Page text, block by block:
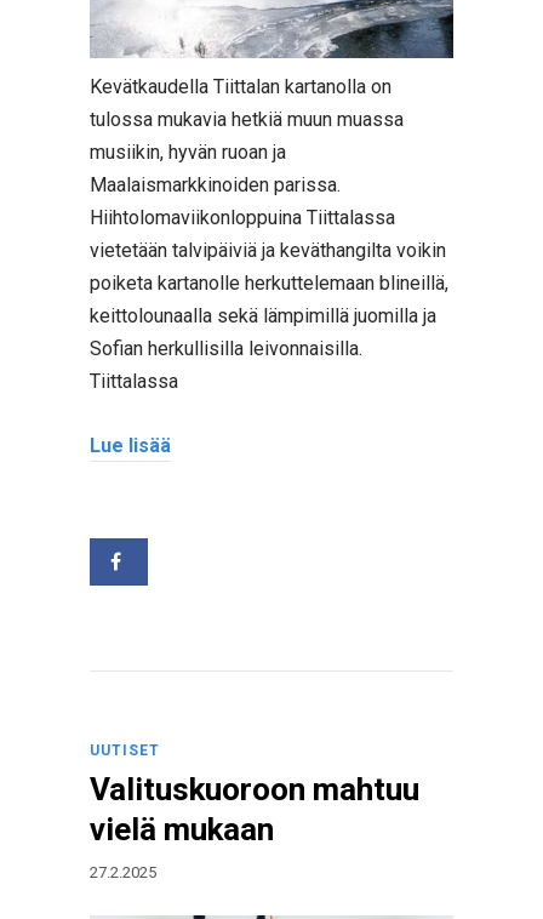
Kevätkaudella Tiittalan kartanolla on
tulossa mukavia hetkiä muun muassa
musiikin, hyvän ruoan ja
Maalaismarkkinoiden parissa.
Hiihtolomaviikonloppuina Tiittalassa
vietetään talvipäiviä ja keväthangilta voikin
poiketa kartanolle herkuttelemaan blineillä,
keittolounaalla sekä lämpimillä juomilla ja
Sofian herkullisilla leivonnaisilla.
Tiittalassa
Lue lisää
UUTISET
Valituskuoroon mahtuu
vielä mukaan
27.2.2025